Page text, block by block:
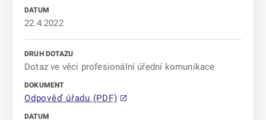
22.4.2022
Dotaz ve věci profesionální úřední komunikace
Odpověď úřadu (PDF)